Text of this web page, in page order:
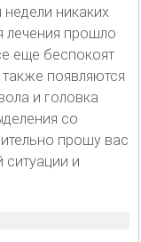
никаких
лечения прошло
еще беспокоят
появляются
и головка
со
прошу вас
ситуации и